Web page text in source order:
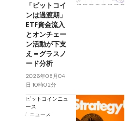
「ビットコイ
ンは過渡期」
ETF資金流入
とオンチェー
ン活動が下支
え＝グラスノ
ード分析
2026年08月04
日 10時02分
ビットコインニュ
ース
ニュース